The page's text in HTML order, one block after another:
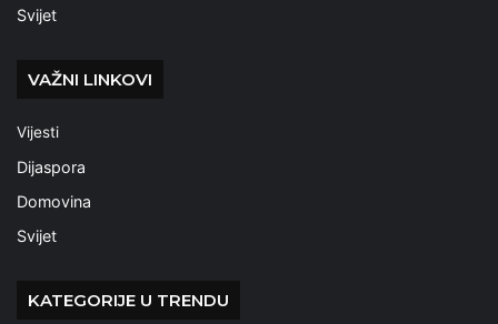
Svijet
VAŽNI LINKOVI
Vijesti
Dijaspora
Domovina
Svijet
KATEGORIJE U TRENDU